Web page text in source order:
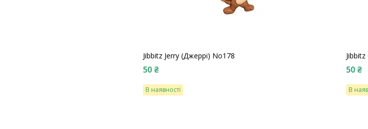
Jibbitz Jerry (Джеррі) No178
50 ₴
В наявності
50 ₴
В